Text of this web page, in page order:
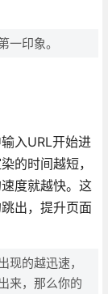
一印象。
入URL开始进
的时间越短，
度就越快。这
出，提升页面
的越迅速，
来，那么你的